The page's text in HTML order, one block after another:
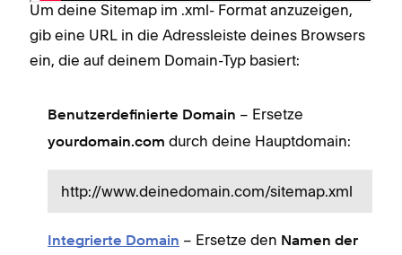
Um deine Sitemap im .xml- Format anzuzeigen,
gib eine URL in die Adressleiste deines Browsers
ein, die auf deinem Domain-Typ basiert:
Benutzerdefinierte Domain – Ersetze
yourdomain.com durch deine Hauptdomain:
http://www.deinedomain.com/sitemap.xml
Integrierte Domain – Ersetze den Namen der